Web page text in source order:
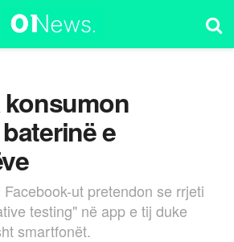
e
ut pretendon se rrjeti
testing" në app e tij duke
smartfonët.